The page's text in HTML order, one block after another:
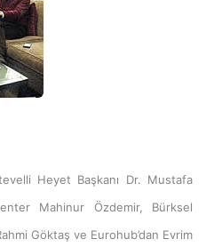
Heyet Başkanı Dr. Mustafa
Mahinur Özdemir, Bürksel
Göktaş ve Eurohub’dan Evrim